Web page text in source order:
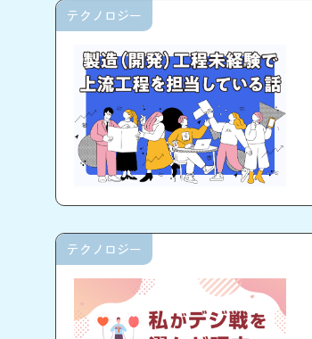
テクノロジー
テクノロジー